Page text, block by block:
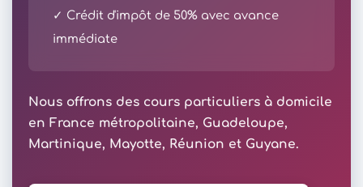
✓ Crédit d'impôt de 50% avec avance
immédiate
Nous offrons des cours particuliers à domicile
en France métropolitaine, Guadeloupe,
Martinique, Mayotte, Réunion et Guyane.